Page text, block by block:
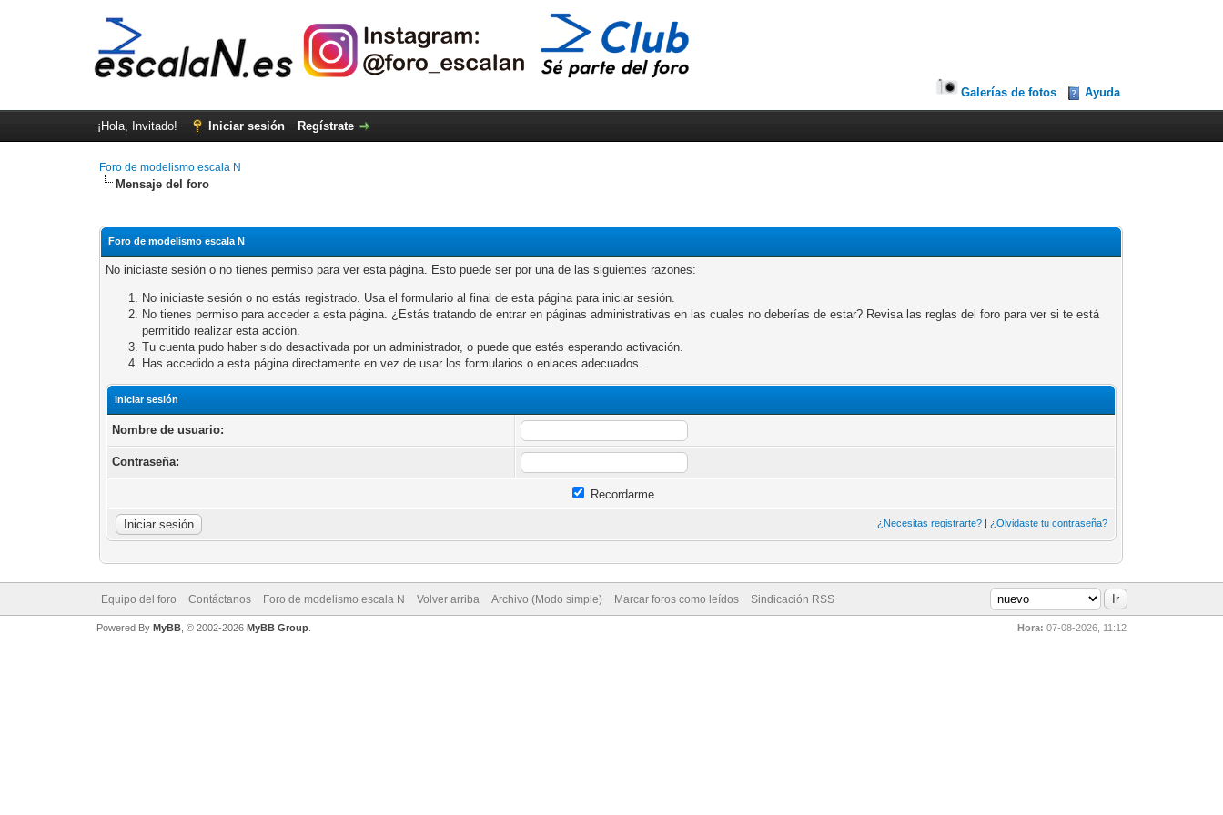
Galerías de fotos Ayuda
¡Hola, Invitado! Iniciar sesión Regístrate
Foro de modelismo escala N
Mensaje del foro
Foro de modelismo escala N
No iniciaste sesión o no tienes permiso para ver esta página. Esto puede ser por una de las siguientes razones:
No iniciaste sesión o no estás registrado. Usa el formulario al final de esta página para iniciar sesión.
No tienes permiso para acceder a esta página. ¿Estás tratando de entrar en páginas administrativas en las cuales no deberías de estar? Revisa las reglas del foro para ver si te está
permitido realizar esta acción.
Tu cuenta pudo haber sido desactivada por un administrador, o puede que estés esperando activación.
Has accedido a esta página directamente en vez de usar los formularios o enlaces adecuados.
Iniciar sesión
Nombre de usuario:
Contraseña:
Recordarme
¿Necesitas registrarte? | ¿Olvidaste tu contraseña?
Equipo del foro Contáctanos Foro de modelismo escala N Volver arriba Archivo (Modo simple) Marcar foros como leídos Sindicación RSS
Hora: 07-08-2026, 11:12
Powered By MyBB, © 2002-2026 MyBB Group.